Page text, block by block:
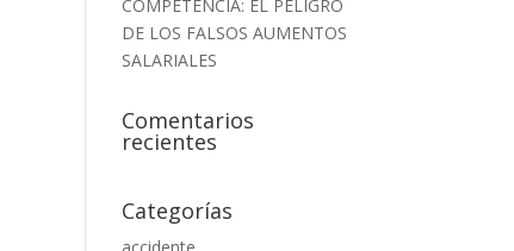
COMPETENCIA: EL PELIGRO
DE LOS FALSOS AUMENTOS
SALARIALES
Comentarios
recientes
Categorías